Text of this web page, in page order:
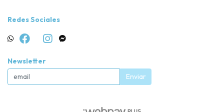
Redes Sociales
Newsletter
Enviar